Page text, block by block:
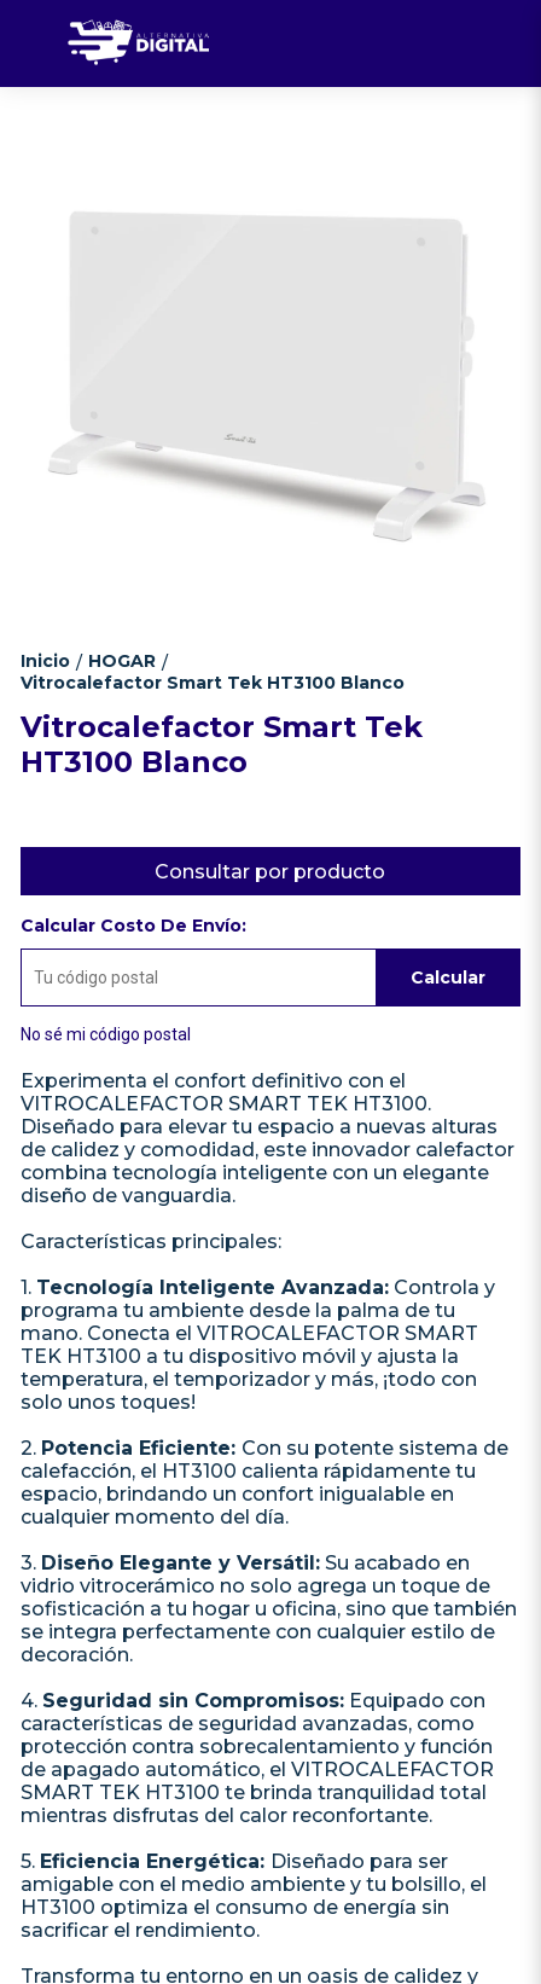
Inicio / HOGAR /
Vitrocalefactor Smart Tek HT3100 Blanco
Vitrocalefactor Smart Tek
HT3100 Blanco
Consultar por producto
Calcular Costo De Envío:
Calcular
No sé mi código postal
Experimenta el confort definitivo con el
VITROCALEFACTOR SMART TEK HT3100.
Diseñado para elevar tu espacio a nuevas alturas
de calidez y comodidad, este innovador calefactor
combina tecnología inteligente con un elegante
diseño de vanguardia.
Características principales:
1. Tecnología Inteligente Avanzada:Controla y
programa tu ambiente desde la palma de tu
mano. Conecta el VITROCALEFACTOR SMART
TEK HT3100 a tu dispositivo móvil y ajusta la
temperatura, el temporizador y más, ¡todo con
solo unos toques!
2. Potencia Eficiente: Con su potente sistema de
calefacción, el HT3100 calienta rápidamente tu
espacio, brindando un confort inigualable en
cualquier momento del día.
3. Diseño Elegante y Versátil:Su acabado en
vidrio vitrocerámico no solo agrega un toque de
sofisticación a tu hogar u oficina, sino que también
se integra perfectamente con cualquier estilo de
decoración.
4. Seguridad sin Compromisos:Equipado con
características de seguridad avanzadas, como
protección contra sobrecalentamiento y función
de apagado automático, el VITROCALEFACTOR
SMART TEK HT3100 te brinda tranquilidad total
mientras disfrutas del calor reconfortante.
5. Eficiencia Energética: Diseñado para ser
amigable con el medio ambiente y tu bolsillo, el
HT3100 optimiza el consumo de energía sin
sacrificar el rendimiento.
Transforma tu entorno en un oasis de calidez y